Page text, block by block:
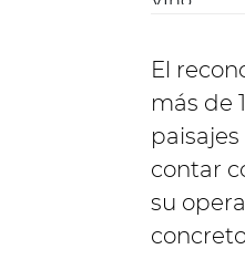
El
más de
contar
su